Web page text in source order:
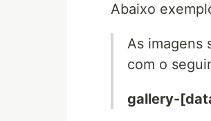
Abaixo
As imagens
com o
gallery-